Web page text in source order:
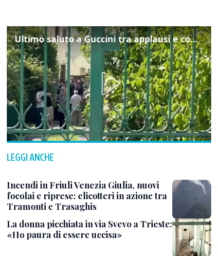
Ultimo saluto a Guccini tra applausi e commozione a Pavana
LEGGI ANCHE
Incendi in Friuli Venezia Giulia, nuovi
focolai e riprese: elicotteri in azione tra
Tramonti e Trasaghis
La donna picchiata in via Svevo a Trieste:
«Ho paura di essere uccisa»